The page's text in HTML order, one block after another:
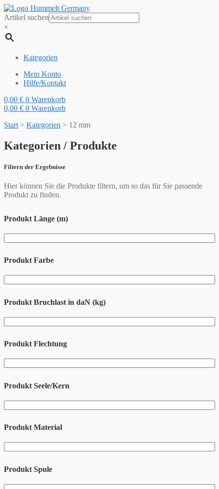
Artikel suchen
×
Kategorien
Mein Konto
Hilfe/Kontakt
0,00 € 0 Warenkorb
0,00 € 0 Warenkorb
Start > Kategorien > 12 mm
Kategorien / Produkte
Filtern der Ergebnisse
Hier können Sie die Produkte filtern, um so das für Sie passende
Produkt zu finden.
Produkt Länge (m)
Produkt Farbe
Produkt Bruchlast in daN (kg)
Produkt Flechtung
Produkt Seele/Kern
Produkt Material
Produkt Spule